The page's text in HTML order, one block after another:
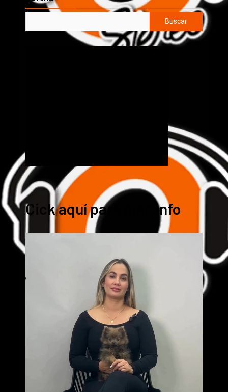
Buscar
Cick aquí para mas info